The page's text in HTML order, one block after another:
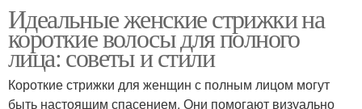
Идеальные женские стрижки на
короткие волосы для полного
лица: советы и стили
Короткие стрижки для женщин с полным лицом могут
быть настоящим спасением. Они помогают визуально